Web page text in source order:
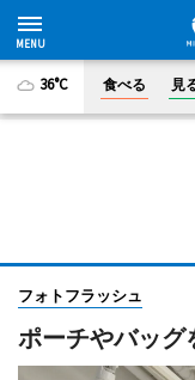
36°C 食べる 見
フォトフラッシュ
ポーチやバッグ